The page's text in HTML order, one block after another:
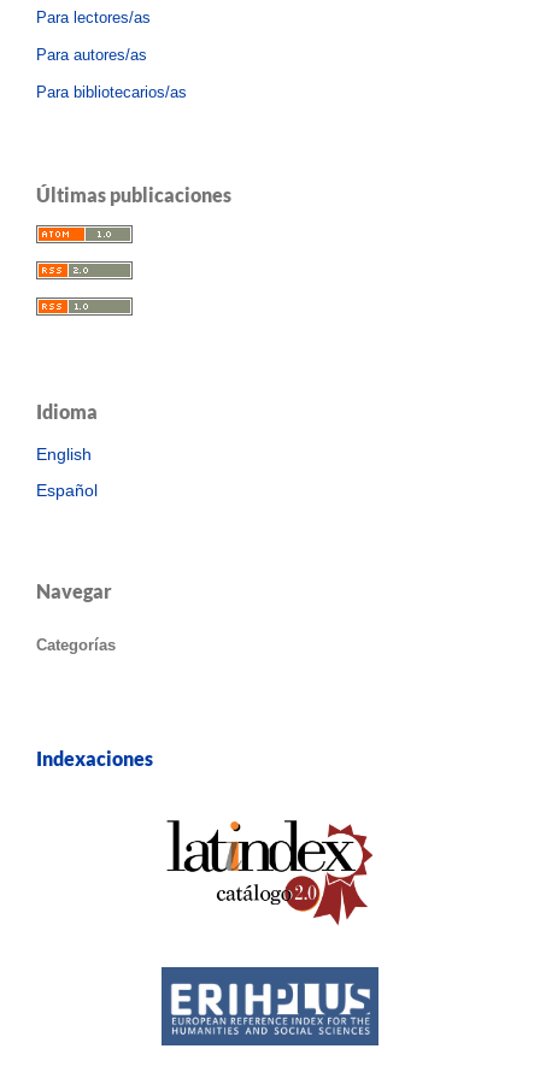
Para lectores/as
Para autores/as
Para bibliotecarios/as
Últimas publicaciones
Idioma
English
Español
Navegar
Categorías
Indexaciones